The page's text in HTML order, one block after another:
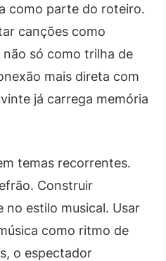
como parte do roteiro.
canções como
só como trilha de
mais direta com
já carrega memória
temas recorrentes.
Construir
no estilo musical. Usar
como ritmo de
o espectador